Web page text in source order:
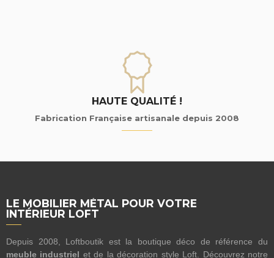
HAUTE QUALITÉ !
Fabrication Française artisanale depuis 2008
LE MOBILIER MÉTAL POUR VOTRE
INTÉRIEUR LOFT
Depuis 2008, Loftboutik est la boutique déco de référence du
meuble industriel et de la décoration style Loft. Découvrez notre